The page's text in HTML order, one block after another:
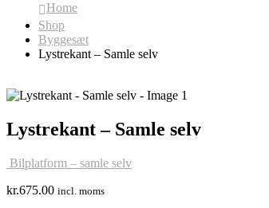
Home
Shop
Byggesæt
Lystrekant – Samle selv
Lystrekant – Samle selv
Bilplatform – samle selv
kr.675.00 incl. moms